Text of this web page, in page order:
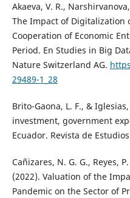
Akaeva, V. R.,
The Impact of Digitalization
Cooperation of Economic
Period. En Studies in Big
Nature Switzerland AG.
29489-1_28
Brito-Gaona, L. F., &
investment, government
Ecuador. Revista de
Cañizares, N. G. G., Reyes,
(2022). Valuation of the
Pandemic on the Sector of